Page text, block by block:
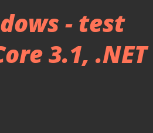
- test
3.1, .NET